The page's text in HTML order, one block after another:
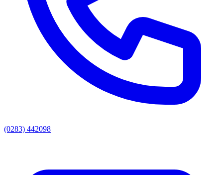
(0283) 442098